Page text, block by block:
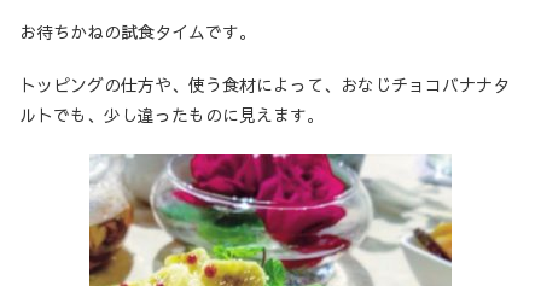
お待ちかねの試食タイムです。
トッピングの仕方や、使う食材によって、おなじチョコバナナタ
ルトでも、少し違ったものに見えます。